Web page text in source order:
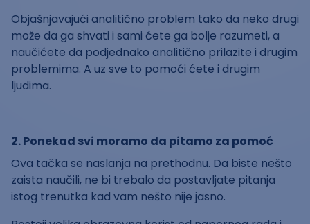
Objašnjavajući analitično problem tako da neko drugi
može da ga shvati i sami ćete ga bolje razumeti, a
naučićete da podjednako analitično prilazite i drugim
problemima. A uz sve to pomoći ćete i drugim
ljudima.
2. Ponekad svi moramo da pitamo za pomoć
Ova tačka se naslanja na prethodnu. Da biste nešto
zaista naučili, ne bi trebalo da postavljate pitanja
istog trenutka kad vam nešto nije jasno.